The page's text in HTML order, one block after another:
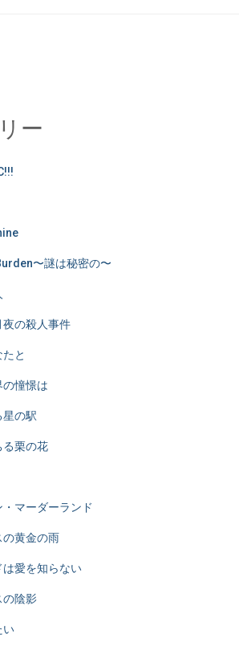
ー
〜謎は秘密の〜
の殺人事件
と
の憧憬は
星の駅
る栗の花
マーダーランド
の黄金の雨
は愛を知らない
の陰影
い